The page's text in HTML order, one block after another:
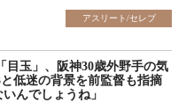
アスリート/セレブ
目玉」、阪神30歳外野手の気
低迷の背景を前監督も指摘
んでしょうね」